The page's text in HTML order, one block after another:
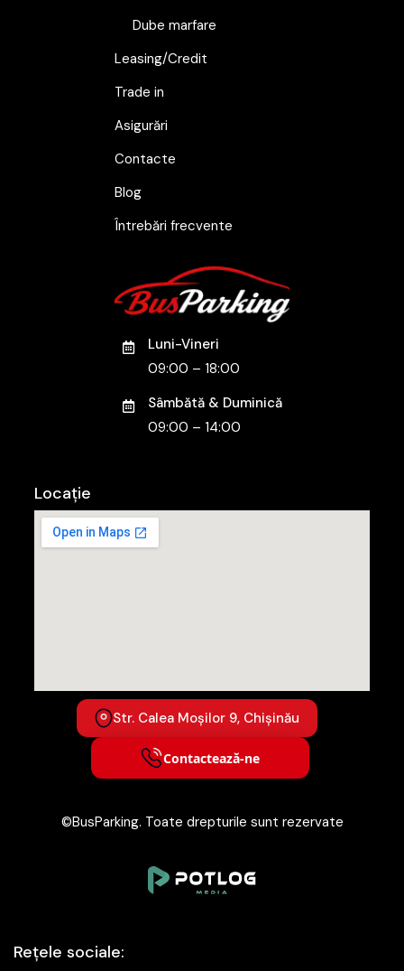
Dube marfare
Leasing/Credit
Trade in
Asigurări
Contacte
Blog
Întrebări frecvente
Luni-Vineri
09:00 – 18:00
Sâmbătă & Duminică
09:00 – 14:00
Locație
Str. Calea Moșilor 9, Chișinău
Contactează-ne
©BusParking. Toate drepturile sunt rezervate
Rețele sociale: